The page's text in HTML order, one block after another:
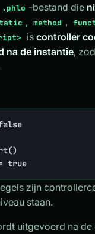
.phlo -bestand die
, method ,
is controller
na de instantie,
true
zijn
staan.
uitgevoerd na de